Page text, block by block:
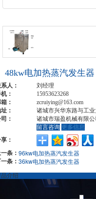
48kw电加热蒸汽发生器
人：
刘经理
：
15953623268
：
zcruiying@163.com
：
诸城市兴华东路与工
：
诸城市瑞盈机械有限公
留言咨询 更多信息
：
条： 96kw电加热蒸汽发生器
条： 36kw电加热蒸汽发生器
介绍